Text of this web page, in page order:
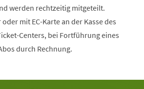
werden rechtzeitig mitgeteilt.
mit EC-Karte an der Kasse des
Centers, bei Fortführung eines
durch Rechnung.